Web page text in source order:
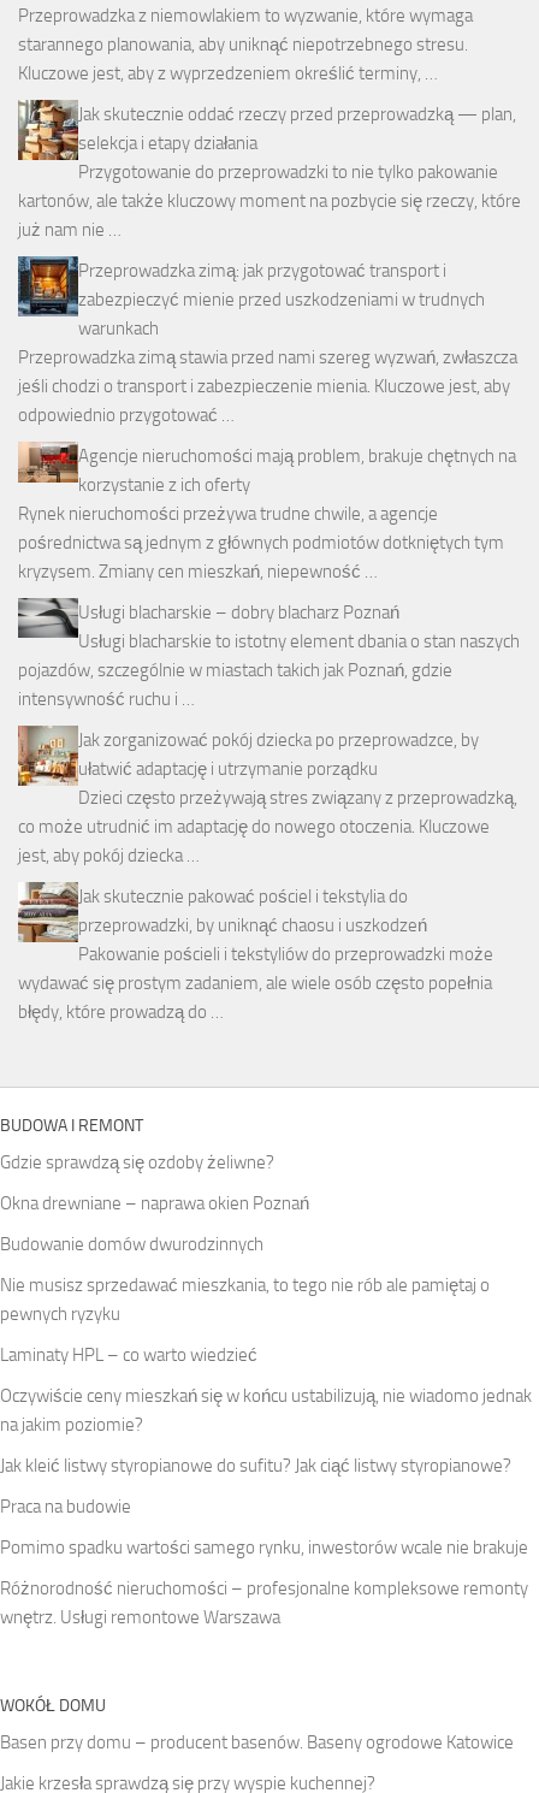
Przeprowadzka z niemowlakiem to wyzwanie, które wymaga
starannego planowania, aby uniknąć niepotrzebnego stresu.
Kluczowe jest, aby z wyprzedzeniem określić terminy, …
Jak skutecznie oddać rzeczy przed przeprowadzką — plan,
selekcja i etapy działania
Przygotowanie do przeprowadzki to nie tylko pakowanie
kartonów, ale także kluczowy moment na pozbycie się rzeczy, które
już nam nie …
Przeprowadzka zimą: jak przygotować transport i
zabezpieczyć mienie przed uszkodzeniami w trudnych
warunkach
Przeprowadzka zimą stawia przed nami szereg wyzwań, zwłaszcza
jeśli chodzi o transport i zabezpieczenie mienia. Kluczowe jest, aby
odpowiednio przygotować …
Agencje nieruchomości mają problem, brakuje chętnych na
korzystanie z ich oferty
Rynek nieruchomości przeżywa trudne chwile, a agencje
pośrednictwa są jednym z głównych podmiotów dotkniętych tym
kryzysem. Zmiany cen mieszkań, niepewność …
Usługi blacharskie – dobry blacharz Poznań
Usługi blacharskie to istotny element dbania o stan naszych
pojazdów, szczególnie w miastach takich jak Poznań, gdzie
intensywność ruchu i …
Jak zorganizować pokój dziecka po przeprowadzce, by
ułatwić adaptację i utrzymanie porządku
Dzieci często przeżywają stres związany z przeprowadzką,
co może utrudnić im adaptację do nowego otoczenia. Kluczowe
jest, aby pokój dziecka …
Jak skutecznie pakować pościel i tekstylia do
przeprowadzki, by uniknąć chaosu i uszkodzeń
Pakowanie pościeli i tekstyliów do przeprowadzki może
wydawać się prostym zadaniem, ale wiele osób często popełnia
błędy, które prowadzą do …
BUDOWA I REMONT
Gdzie sprawdzą się ozdoby żeliwne?
Okna drewniane – naprawa okien Poznań
Budowanie domów dwurodzinnych
Nie musisz sprzedawać mieszkania, to tego nie rób ale pamiętaj o
pewnych ryzyku
Laminaty HPL – co warto wiedzieć
Oczywiście ceny mieszkań się w końcu ustabilizują, nie wiadomo jednak
na jakim poziomie?
Jak kleić listwy styropianowe do sufitu? Jak ciąć listwy styropianowe?
Praca na budowie
Pomimo spadku wartości samego rynku, inwestorów wcale nie brakuje
Różnorodność nieruchomości – profesjonalne kompleksowe remonty
wnętrz. Usługi remontowe Warszawa
WOKÓŁ DOMU
Basen przy domu – producent basenów. Baseny ogrodowe Katowice
Jakie krzesła sprawdzą się przy wyspie kuchennej?